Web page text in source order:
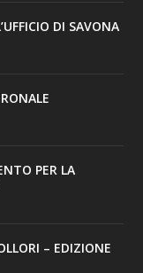
DI SAVONA
PER LA
– EDIZIONE